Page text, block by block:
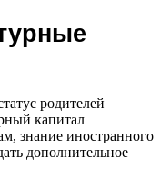
родителей
капитал
знание иностранного
дополнительное